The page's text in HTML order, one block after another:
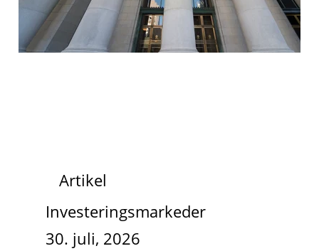
Artikel
Investeringsmarkeder
30. juli, 2026